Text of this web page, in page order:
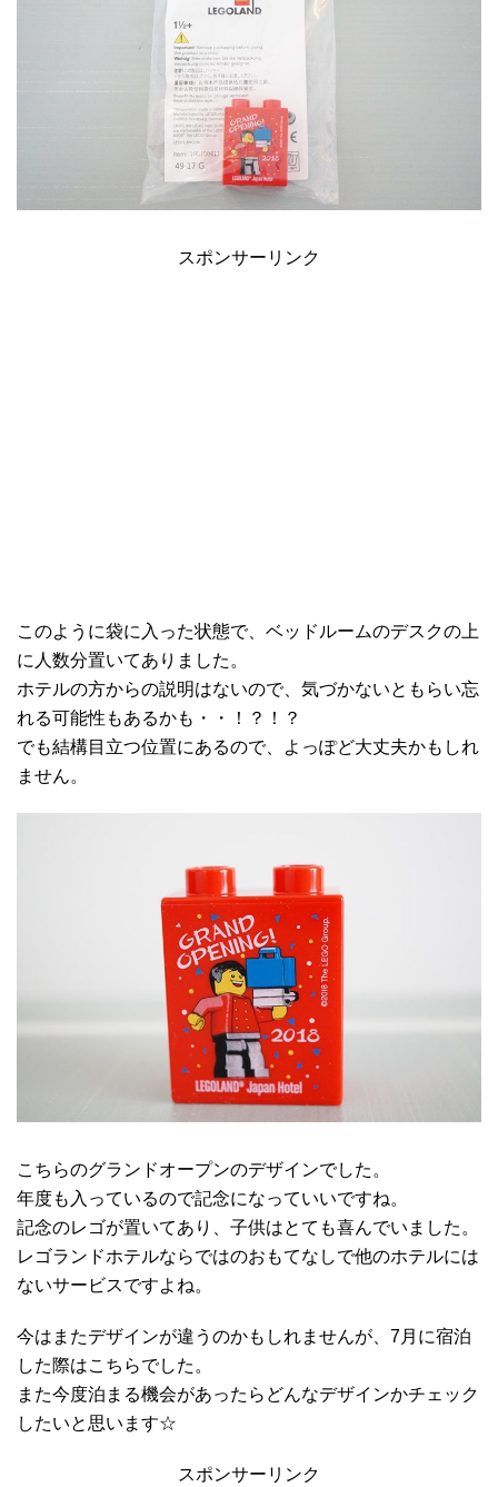
スポンサーリンク
このように袋に入った状態で、ベッドルームのデスクの上
に人数分置いてありました。
ホテルの方からの説明はないので、気づかないともらい忘
れる可能性もあるかも・・！？！？
でも結構目立つ位置にあるので、よっぽど大丈夫かもしれ
ません。
こちらのグランドオープンのデザインでした。
年度も入っているので記念になっていいですね。
記念のレゴが置いてあり、子供はとても喜んでいました。
レゴランドホテルならではのおもてなしで他のホテルには
ないサービスですよね。
今はまたデザインが違うのかもしれませんが、7月に宿泊
した際はこちらでした。
また今度泊まる機会があったらどんなデザインかチェック
したいと思います☆
スポンサーリンク